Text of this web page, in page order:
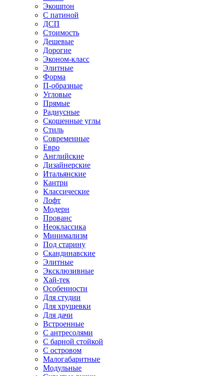
Экошпон
С патиной
ДСП
Стоимость
Дешевые
Дорогие
Эконом-класс
Элитные
Форма
П-образные
Угловые
Прямые
Радиусные
Скошенные углы
Стиль
Современные
Евро
Английские
Дизайнерские
Итальянские
Кантри
Классические
Лофт
Модерн
Прованс
Неоклассика
Минимализм
Под старину
Скандинавские
Элитные
Эксклюзивные
Хай-тек
Особенности
Для студии
Для хрущевки
Для дачи
Встроенные
С антресолями
С барной стойкой
С островом
Малогабаритные
Модульные